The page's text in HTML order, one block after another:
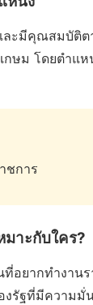
ะมีคุณสมบัติต
ษม โดยตำแห
ชการ
มาะกับใคร?
อยากทำงาน
รัฐที่มีความมั่